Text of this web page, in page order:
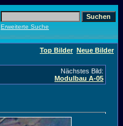
Erweiterte Suche
Top Bilder Neue Bilder
Nächstes Bild:
Modulbau A-05